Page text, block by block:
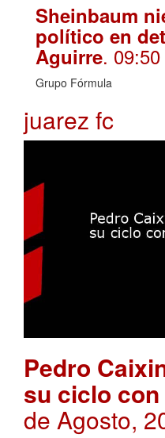
Sheinbaum
político en
Aguirre. 09:50
Grupo Fórmula
juarez fc
Pedro
su ciclo con
de Agosto,